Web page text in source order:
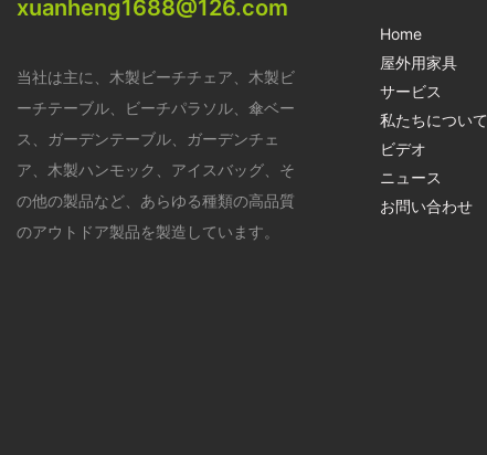
xuanheng1688@126.com
当社は主に、木製ビーチチェア、木製ビ
ーチテーブル、ビーチパラソル、傘ベー
ス、ガーデンテーブル、ガーデンチェ
ア、木製ハンモック、アイスバッグ、そ
の他の製品など、あらゆる種類の高品質
のアウトドア製品を製造しています。
Home
屋外用家具
サービス
私たちについて
ビデオ
ニュース
お問い合わせ